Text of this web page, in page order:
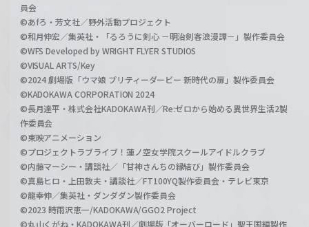
員会
©あfろ・芳文社／野外活動プロジェクト
©和月伸宏／集英社・「るろうに剣心 －明治剣客浪漫譚－」製作委員会
©WFS Developed by WRIGHT FLYER STUDIOS
©VISUAL ARTS/Key
©2024 劇場版「ウマ娘 プリティーダービー 新時代の扉」製作委員会
©KADOKAWA CORPORATION 2024
©長月達平・株式会社KADOKAWA刊／Re:ゼロから始める異世界生活2製
作委員会
©東映アニメーション
©プロジェクトラブライブ！蓮ノ空女学院スクールアイドルクラブ
©内藤マーシー・講談社／「甘神さんちの縁結び」製作委員会
©真島ヒロ・上田敦夫・講談社／FT100YQ製作委員会・テレビ東京
©龍幸伸／集英社・ダンダダン製作委員会
©2023 時雨沢恵一/KADOKAWA/GGO2 Project
©丸山くがね・KADOKAWA刊／劇場版「オーバーロード」聖王国編製作